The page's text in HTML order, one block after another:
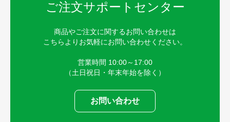
ご注文サポートセンター
商品やご注文に関するお問い合わせは
こちらよりお気軽にお問い合わせください。
営業時間 10:00～17:00
（土日祝日・年末年始を除く）
お問い合わせ